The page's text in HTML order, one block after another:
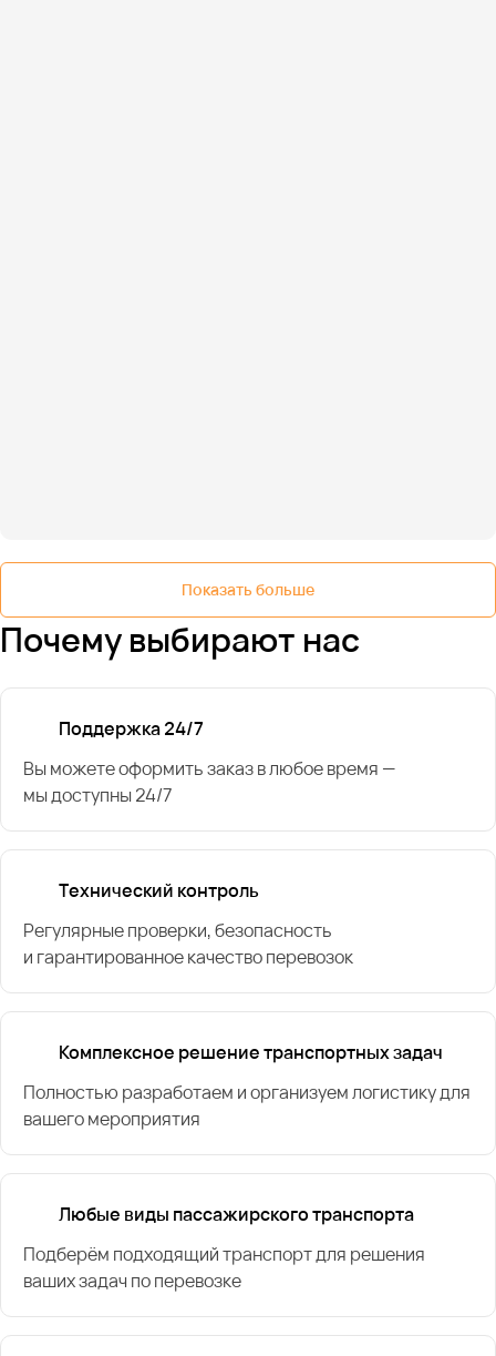
Показать больше
Почему выбирают нас
Поддержка 24/7
Вы можете оформить заказ в любое время —
мы доступны 24/7
Технический контроль
Регулярные проверки, безопасность
и гарантированное качество перевозок
Комплексное решение транспортных задач
Полностью разработаем и организуем логистику для
вашего мероприятия
Любые виды пассажирского транспорта
Подберём подходящий транспорт для решения
ваших задач по перевозке